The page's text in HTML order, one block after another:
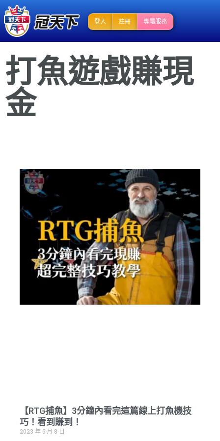
登入 註冊 專屬服務
打魚遊戲賺現
金
【RTG捕魚】3分鐘內看完這篇線上打魚機技
巧！看到賺到！
2023 年 6 月 8 日